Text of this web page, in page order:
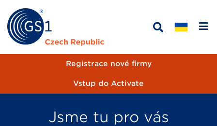
Registrace nové firmy
Vstup do Activate
Jsme tu pro vás